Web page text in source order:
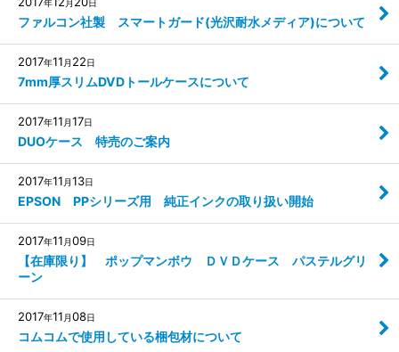
年 月 日
ファルコン社製 スマートガード(光沢耐水メディア)について
2017年11 月 22日
7mm厚スリムDVDトールケースについて
2017年11 月17日
DUOケース 特売のご案内
2017年11 月13日
EPSON PPシリーズ用 純正インクの取り扱い開始
2017年11 月09日
【在庫限り】 ポップマンボウ ＤＶＤケース パステルグリ
ーン
2017年11 月08日
コムコムで使用している梱包材について